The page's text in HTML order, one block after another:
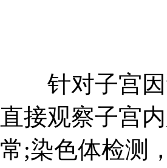
针对子宫因
直接观察子宫
常;染色体检测